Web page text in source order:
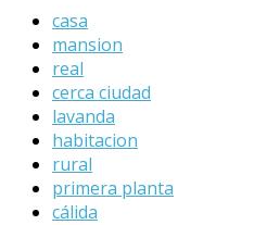
casa
mansion
real
cerca ciudad
lavanda
habitacion
rural
primera planta
cálida